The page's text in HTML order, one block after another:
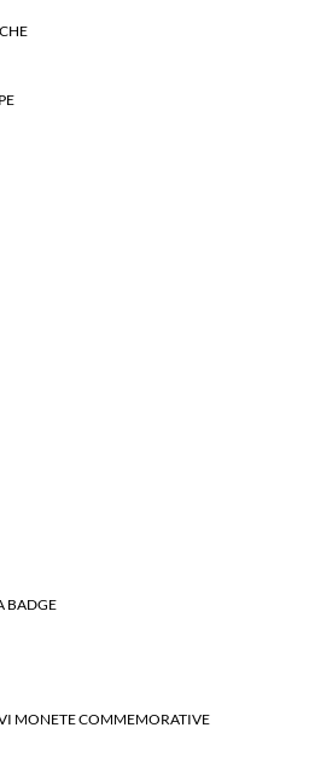
BADGE
MONETE COMMEMORATIVE